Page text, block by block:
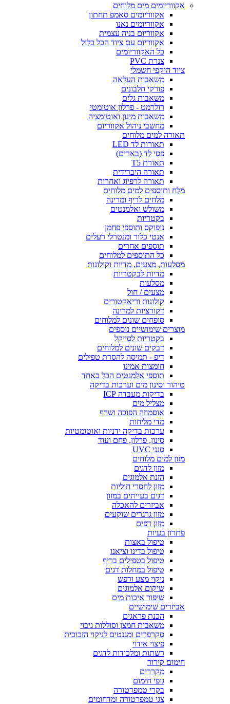
אקווריומים מים מלוחים
אקווריומים סאמפ תחתון
אקווריומים נאנו
אקווריום בניה עצמית
אקווריום עם ציוד הכל כלול
כל האקווריומים
צנרת PVC
ציוד היקפי חשמלי
משאבות העלאה
פורקי חלבונים
משאבות גלים
רולרמט - פרלון אוטומטי
משאבות מינון ואוטומציה
מחשבי ניהול אקווריום
תאורה למים מלוחים
תאורות לד LED
פסי לד (בארים)
תאורת T5
תאורה היברידית
תאורה לרפיוג ואחרות
מלח ותוספים למים מלוחים
מלחים לריף ומרינה
משולש ואלמנטים
בקטריות
נופוקס ותוספי פחמן
אנטי כלור ומנטרלי רעלים
תוספים אחרים
כל התוספים למלוחים
מסלעות, מצעים, מדיות וקולונות
מדיות לבקטריות
מסלעות
מצעים / חול
קולונות וריאקטורים
דקורציות למרינה
סופחים שונים למלוחים
מוצרים שימושיים נוספים
בקטריות לסייקל
דבקים שונים למלוחים
דיפ - תמיסה להסרת טפילים
חומצות אמינו
תוספי אלמנטים הכל באחד
טיהור וסינון מים וערכות בדיקה
בדיקות מעבדה ICP
מצליל מים
אוסמוזה הפוכה ושרף
מדי מליחות
ערכות בדיקה ידניות ואוטומטיות
סינון, פרלון, פחם ועוד
סנני UVC
מזון למים מלוחים
מזון לדגים
הזנת אלמוגים
מזון לחסרי חוליות
דגים בעייתים במזון
אביזרים להאכלה
מזון גרגרים שוקעים
מזון דפים
פתרון בעיות
טיפול באצות
טיפול בדינו וציאנו
טיפול בטפילים בריף
טיפול במחלות דגים
ניקוי מצע ורפש
שיקום אלמוגים
שיפור איכות מים
אביזרים שימושיים
הכנת פראגים
משאבות חמצן וסוללות גיבוי
סקרפרים ומגנטים לניקוי הזכוכית
פיצוי אידוי
רשתות ומלכודות לדגים
חימום קירור
מקררים
גופי חימום
בקרי טמפרטורה
צגי טמפרטורה ומדחומים